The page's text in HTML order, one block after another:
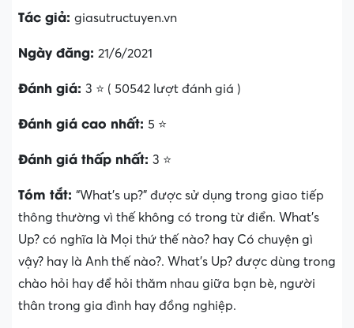
Tác giả: giasutructuyen.vn
Ngày đăng: 21/6/2021
Đánh giá: 3 ⭐ ( 50542 lượt đánh giá )
Đánh giá cao nhất: 5 ⭐
Đánh giá thấp nhất: 3 ⭐
Tóm tắt: “What’s up?” được sử dụng trong giao tiếp
thông thường vì thế không có trong từ điển. What’s
Up? có nghĩa là Mọi thứ thế nào? hay Có chuyện gì
vậy? hay là Anh thế nào?. What’s Up? được dùng trong
chào hỏi hay để hỏi thăm nhau giữa bạn bè, người
thân trong gia đình hay đồng nghiệp.